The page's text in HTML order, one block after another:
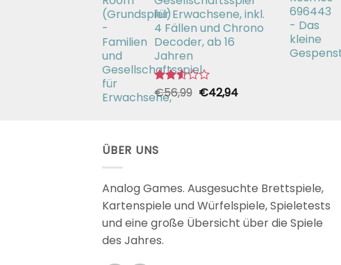
für Erwachsene, inkl.
4 Fällen und Chrono
Decoder, ab 16
Jahren
Bewertet
mit
€56,99 Ursprünglicher
€42,94Aktueller
ÜBER UNS
Analog Games. Ausgesuchte Brettspiele,
Kartenspiele und Würfelspiele, Spieletests
und eine große Übersicht über die Spiele
des Jahres.